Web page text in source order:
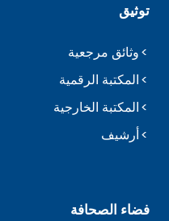
توثيق
وثائق مرجعية
المكتبة الرقمية
المكتبة الخارجية
أرشيف
فضاء الصحافة